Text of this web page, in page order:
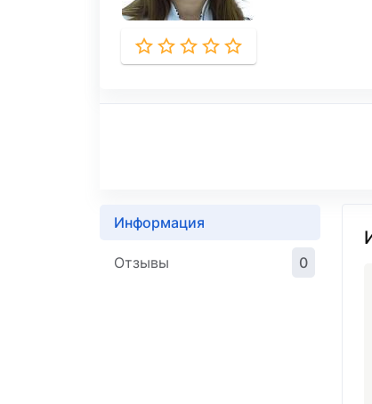
Информация
Отзывы 0